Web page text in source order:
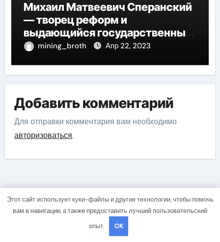
Михаил Матвеевич Сперанский
— творец реформ и
выдающийся государственный
деятель России
mining_broth Апр 22, 2023
Добавить комментарий
Для отправки комментария вам необходимо
авторизоваться.
Вы пропустили
Этот сайт использует куки-файлы и другие технологии, чтобы помочь
вам в навигации, а также предоставить лучший пользовательский
опыт.
OK